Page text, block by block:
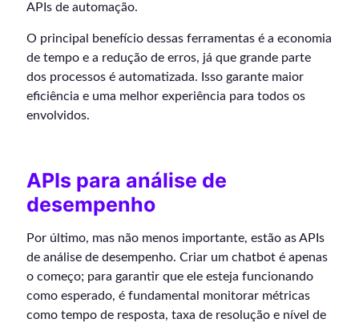
APIs de automação.
O principal benefício dessas ferramentas é a economia
de tempo e a redução de erros, já que grande parte
dos processos é automatizada. Isso garante maior
eficiência e uma melhor experiência para todos os
envolvidos.
APIs para análise de
desempenho
Por último, mas não menos importante, estão as APIs
de análise de desempenho. Criar um chatbot é apenas
o começo; para garantir que ele esteja funcionando
como esperado, é fundamental monitorar métricas
como tempo de resposta, taxa de resolução e nível de